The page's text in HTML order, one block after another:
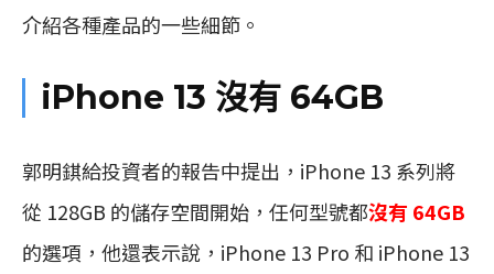
介紹各種產品的一些細節。
iPhone 13 沒有 64GB
郭明錤給投資者的報告中提出，iPhone 13 系列將
從 128GB 的​​儲存空間開始，任何型號都沒有 64GB
的選項，他還表示說，iPhone 13 Pro 和 iPhone 13